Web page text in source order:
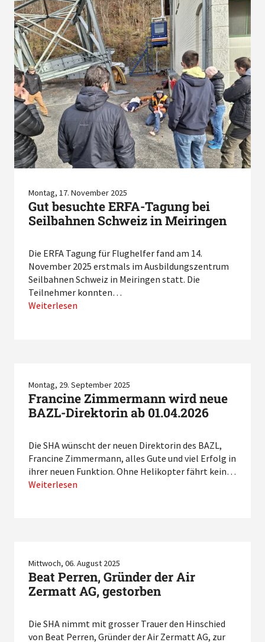
Montag, 17. November 2025
Gut besuchte ERFA-Tagung bei
Seilbahnen Schweiz in Meiringen
Die ERFA Tagung für Flughelfer fand am 14.
November 2025 erstmals im Ausbildungszentrum
Seilbahnen Schweiz in Meiringen statt. Die
Teilnehmer konnten…
Weiterlesen
Montag, 29. September 2025
Francine Zimmermann wird neue
BAZL-Direktorin ab 01.04.2026
Die SHA wünscht der neuen Direktorin des BAZL,
Francine Zimmermann, alles Gute und viel Erfolg in
ihrer neuen Funktion. Ohne Helikopter fährt kein…
Weiterlesen
Mittwoch, 06. August 2025
Beat Perren, Gründer der Air
Zermatt AG, gestorben
Die SHA nimmt mit grosser Trauer den Hinschied
von Beat Perren, Gründer der Air Zermatt AG, zur